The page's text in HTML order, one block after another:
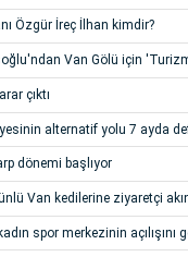
Özgür İreç İlhan kimdir?
Van Gölü için
çıktı
alternatif yolu 7 ayda
dönemi başlıyor
Van kedilerine ziyaretçi
spor merkezinin açılışını